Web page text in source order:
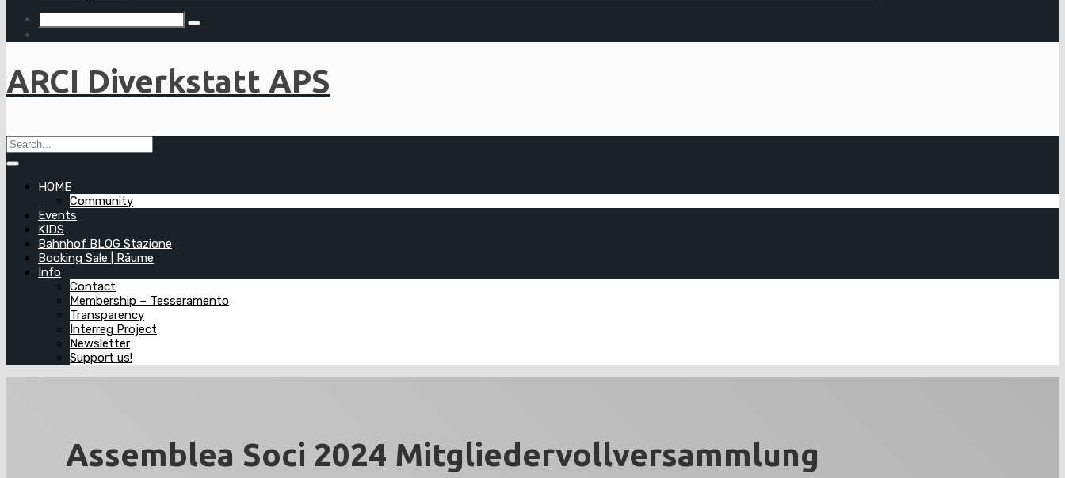
ARCI Diverkstatt APS
HOME
Community
Events
KIDS
Bahnhof BLOG Stazione
Booking Sale | Räume
Info
Contact
Membership – Tesseramento
Transparency
Interreg Project
Newsletter
Support us!
Assemblea Soci 2024 Mitgliedervollversammlung